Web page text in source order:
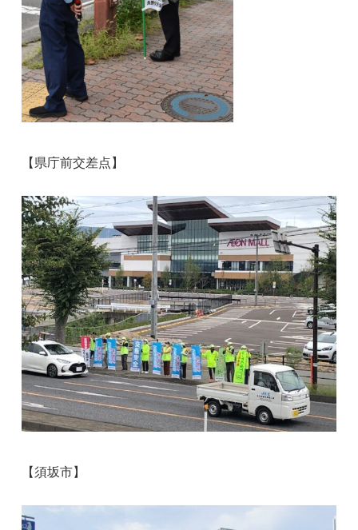
【県庁前交差点】
【須坂市】